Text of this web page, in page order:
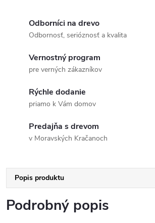
Odborníci na drevo
Odbornosť, serióznosť a kvalita
Vernostný program
pre verných zákazníkov
Rýchle dodanie
priamo k Vám domov
Predajňa s drevom
v Moravských Kračanoch
Popis produktu
Podrobný popis